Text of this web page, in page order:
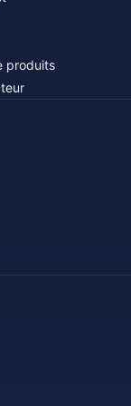
produits